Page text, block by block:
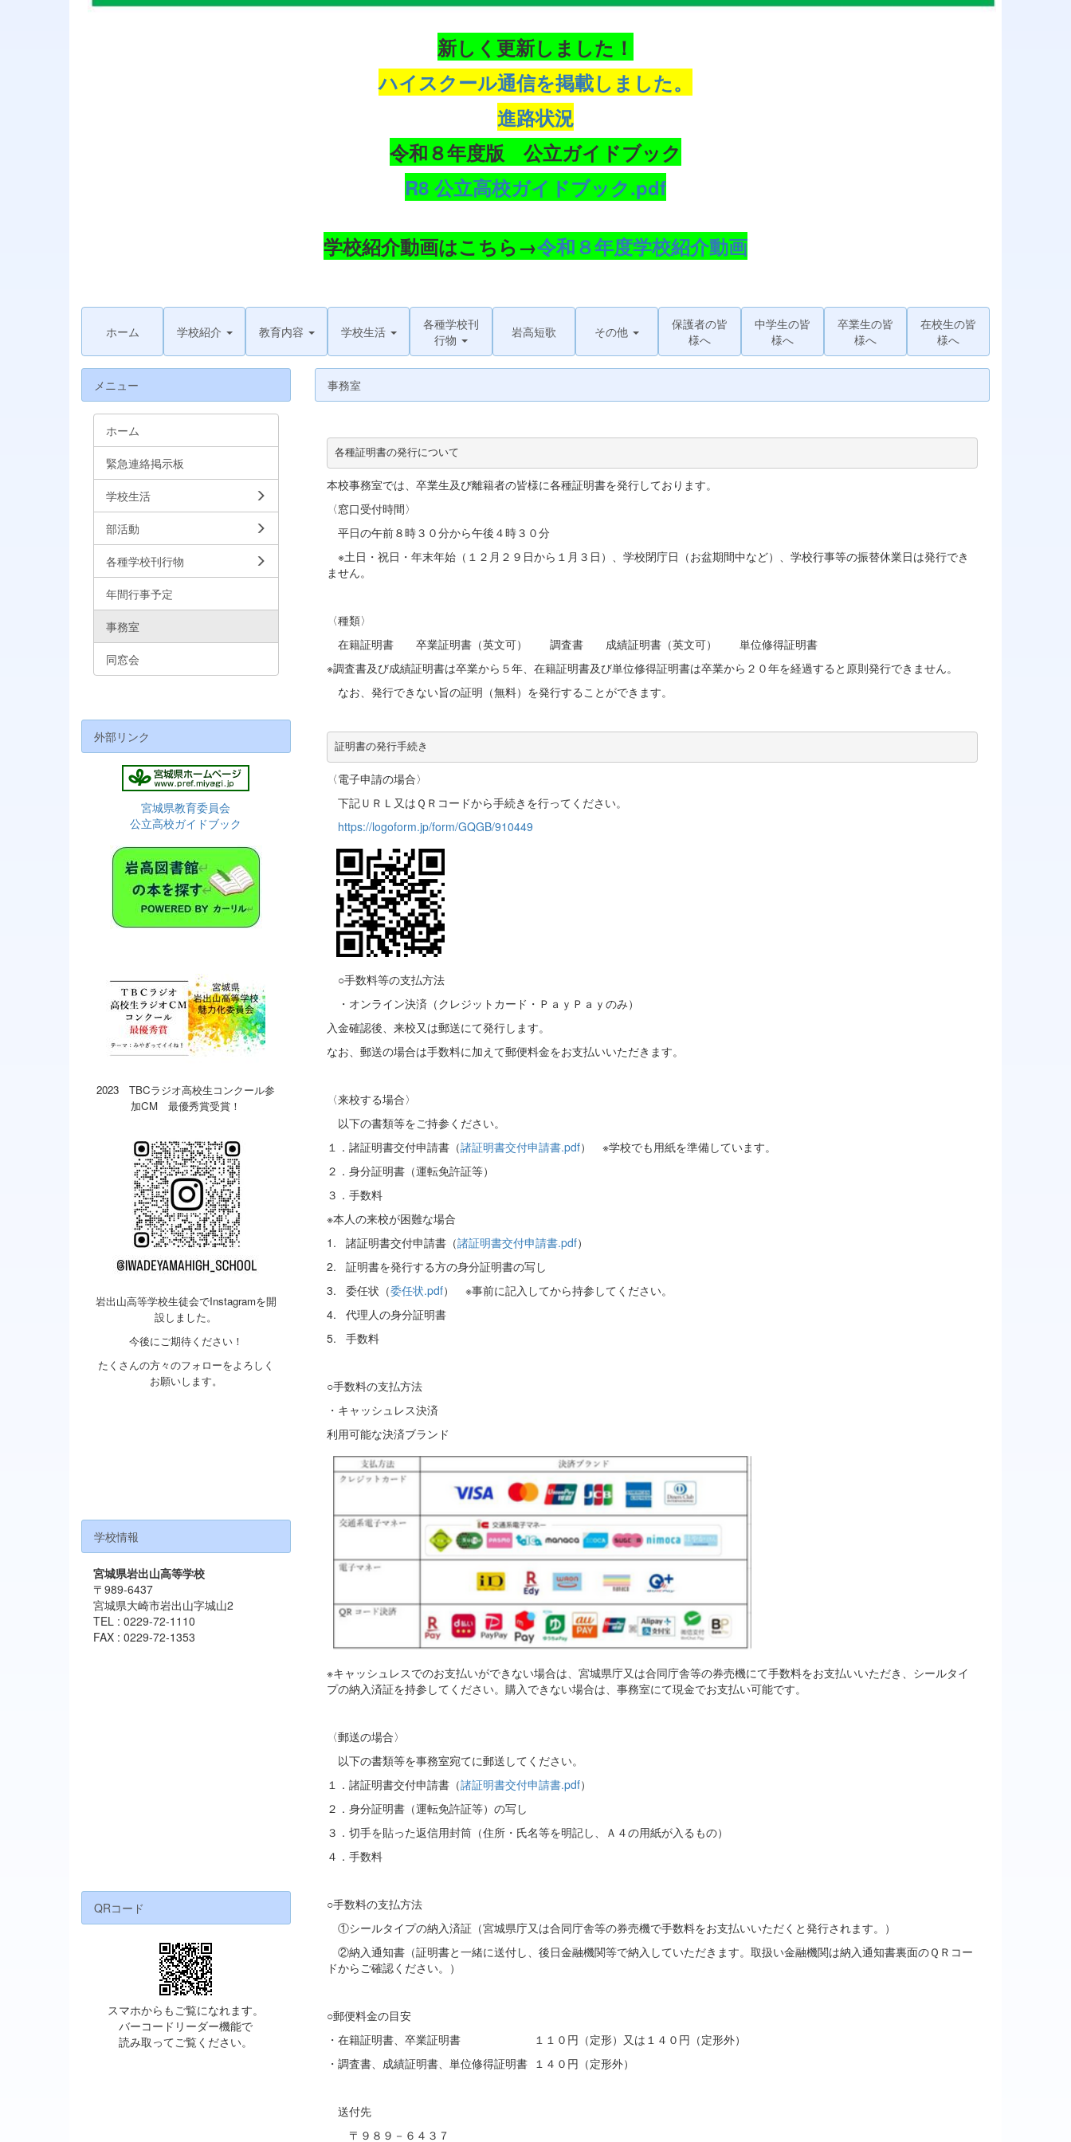
新しく更新しました！
ハイスクール通信を掲載しました。
進路状況
令和８年度版 公立ガイドブック
R8 公立高校ガイドブック.pdf
学校紹介動画はこちら→令和８年度学校紹介動画
ホーム 学校紹介 教育内容 学校生活
各種学校刊
行物
岩高短歌 その他
保護者の皆
様へ
中学生の皆
様へ
卒業生の皆
様へ
在校生の皆
様へ
事務室
各種証明書の発行について
本校事務室では、卒業生及び離籍者の皆様に各種証明書を発行しております。
〈窓口受付時間〉
平日の午前８時３０分から午後４時３０分
※土日・祝日・年末年始（１２月２９日から１月３日）、学校閉庁日（お盆期間中など）、学校行事等の振替休業日は発行でき
ません。
〈種類〉
在籍証明書 卒業証明書（英文可） 調査書 成績証明書（英文可） 単位修得証明書
※調査書及び成績証明書は卒業から５年、在籍証明書及び単位修得証明書は卒業から２０年を経過すると原則発行できません。
なお、発行できない旨の証明（無料）を発行することができます。
証明書の発行手続き
〈電子申請の場合〉
下記ＵＲＬ又はＱＲコードから手続きを行ってください。
https://logoform.jp/form/GQGB/910449
○手数料等の支払方法
・オンライン決済（クレジットカード・ＰａｙＰａｙのみ）
入金確認後、来校又は郵送にて発行します。
なお、郵送の場合は手数料に加えて郵便料金をお支払いいただきます。
〈来校する場合〉
以下の書類等をご持参ください。
１．諸証明書交付申請書（諸証明書交付申請書.pdf） ※学校でも用紙を準備しています。
２．身分証明書（運転免許証等）
３．手数料
※本人の来校が困難な場合
1. 諸証明書交付申請書（諸証明書交付申請書.pdf）
2. 証明書を発行する方の身分証明書の写し
3. 委任状（委任状.pdf） ※事前に記入してから持参してください。
4. 代理人の身分証明書
5. 手数料
○手数料の支払方法
・キャッシュレス決済
利用可能な決済ブランド
※キャッシュレスでのお支払いができない場合は、宮城県庁又は合同庁舎等の券売機にて手数料をお支払いいただき、シールタイ
プの納入済証を持参してください。購入できない場合は、事務室にて現金でお支払い可能です。
〈郵送の場合〉
以下の書類等を事務室宛てに郵送してください。
１．諸証明書交付申請書（諸証明書交付申請書.pdf）
２．身分証明書（運転免許証等）の写し
３．切手を貼った返信用封筒（住所・氏名等を明記し、Ａ４の用紙が入るもの）
４．手数料
○手数料の支払方法
①シールタイプの納入済証（宮城県庁又は合同庁舎等の券売機で手数料をお支払いいただくと発行されます。）
②納入通知書（証明書と一緒に送付し、後日金融機関等で納入していただきます。取扱い金融機関は納入通知書裏面のＱＲコー
ドからご確認ください。）
○郵便料金の目安
・在籍証明書、卒業証明書 １１０円（定形）又は１４０円（定形外）
・調査書、成績証明書、単位修得証明書 １４０円（定形外）
送付先
〒９８９－６４３７
メニュー
ホーム
緊急連絡掲示板
学校生活
部活動
各種学校刊行物
年間行事予定
事務室
同窓会
外部リンク
宮城県教育委員会
公立高校ガイドブック
2023 TBCラジオ高校生コンクール参
加CM 最優秀賞受賞！
岩出山高等学校生徒会でInstagramを開
設しました。
今後にご期待ください！
たくさんの方々のフォローをよろしく
お願いします。
学校情報
宮城県岩出山高等学校
〒989-6437
宮城県大崎市岩出山字城山2
TEL : 0229-72-1110
FAX : 0229-72-1353
QRコード
スマホからもご覧になれます。
バーコードリーダー機能で
読み取ってご覧ください。